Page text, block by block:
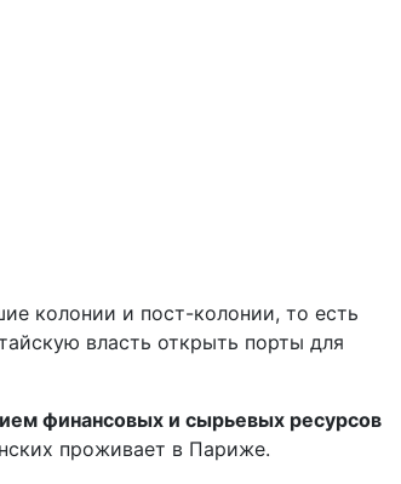
колонии и пост-колонии, то есть
власть открыть порты для
финансовых и сырьевых ресурсов
проживает в Париже.